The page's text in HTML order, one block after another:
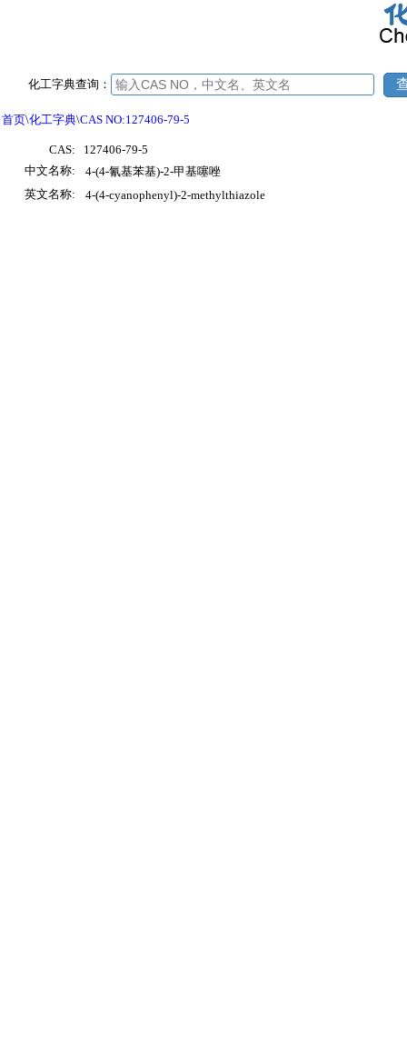
化工字典查询：
首页\化工字典\CAS NO:127406-79-5
CAS:
127406-79-5
中文名称:
4-(4-氰基苯基)-2-甲基噻唑
英文名称:
4-(4-cyanophenyl)-2-methylthiazole